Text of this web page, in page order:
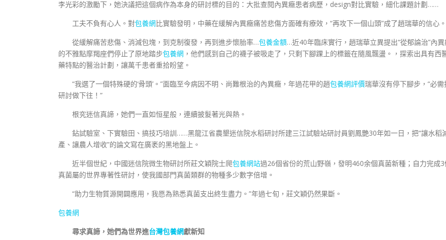
李光彩的激勵下，她決議把這個病作為本身的研討標的目的：大批查閱內異癥患者病歷，design對比實驗，細化課題計劃……
工夫不負有心人。對包養網比實驗發明，中藥在緩解內異癥痛苦悲傷方面確有療效，“再攻下一個山頭”成了趙瑞華的信心。
從緩解痛苦悲傷、消減包塊，到克制復發，再到進步懷胎率…包養金額…近40年臨床實行，趙瑞華立異提出“從郁論治”內
的不雅點摩羯座們停止了原地踏步包養網 ，他們感到自己的襪子被吸走了，只剩下腳踝上的標籤在隨風飄盪。，探索出具有西
藥特點的醫治計劃，讓萬千患者重拾盼望。
“我選了一個特殊硬的‘骨頭’。”面臨至今病因不明、尚難根治的內異癥，年過花甲的趙包養網評價瑞華沒有停下腳步，“必需
研討做下往！”
根究迷信真諦，她們一直如恒星般，連續披髮著光與熱。
鉆試驗室、下實驗田、搞技巧培訓……黑龍江省農墾迷信院水稻研討所建三江試驗站研討員劉鳳艷30年如一日，把“讓水稻
產、讓農人增收”的論文寫在廣袤的黑地盤上。
近半個世紀，中國迷信院微生物研討所莊文穎院士爬包養網站過26個省份的荒山野嶺，發明460余個真菌新種；自力完成3
真菌屬的世界專著性研討，使我國部門真菌類群的物種多少數字倍增。
“助力生物質源開闢應用，我愿為熟悉真菌支出終生盡力。”年過七旬，莊文穎仍然果斷。
包養網
尋求真諦，她們為世界進台灣包養網獻新知